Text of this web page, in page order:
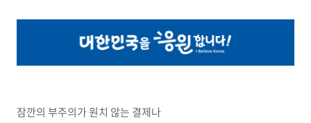
잠깐의 부주의가 원치 않는 결제나